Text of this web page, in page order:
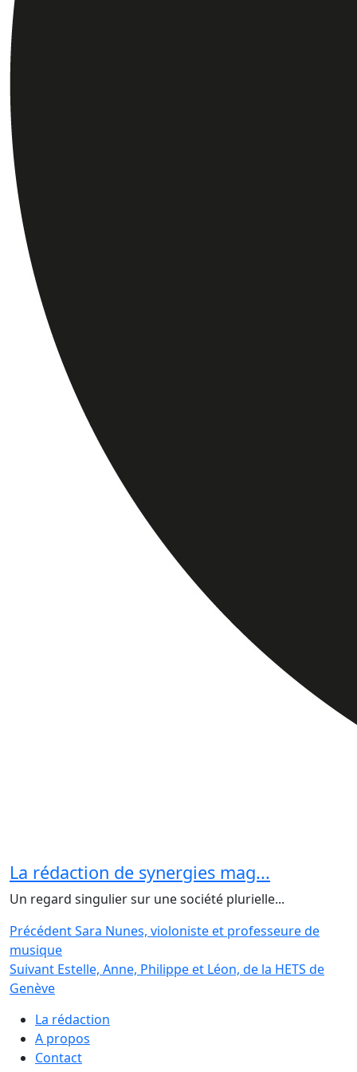
La rédaction de synergies mag...
Un regard singulier sur une société plurielle...
Navigation
de
l’article
Article
précédent
PrécédentSara Nunes, violoniste et professeure de
musique
Article
suivant
Suivant Estelle, Anne, Philippe et Léon, de la HETS de
Genève
La rédaction
A propos
Contact